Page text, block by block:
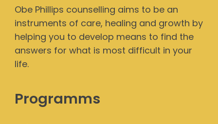
Obe Phillips counselling aims to be an
instruments of care, healing and growth by
helping you to develop means to find the
answers for what is most difficult in your
life.
Programms